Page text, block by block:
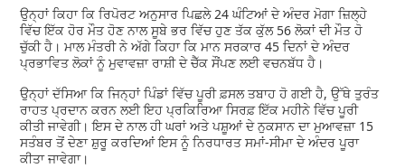
ਉਨ੍ਹਾਂ ਕਿਹਾ ਕਿ ਰਿਪੋਰਟ ਅਨੁਸਾਰ ਪਿਛਲੇ 24 ਘੰਟਿਆਂ ਦੇ ਅੰਦਰ ਮੋਗਾ ਜ਼ਿਲ੍ਹੇ
ਵਿੱਚ ਇੱਕ ਹੋਰ ਮੌਤ ਹੋਣ ਨਾਲ ਸੂਬੇ ਭਰ ਵਿੱਚ ਹੁਣ ਤੱਕ ਕੁੱਲ 56 ਲੋਕਾਂ ਦੀ ਮੌਤ ਹੋ
ਚੁੱਕੀ ਹੈ। ਮਾਲ ਮੰਤਰੀ ਨੇ ਅੱਗੇ ਕਿਹਾ ਕਿ ਮਾਨ ਸਰਕਾਰ 45 ਦਿਨਾਂ ਦੇ ਅੰਦਰ
ਪ੍ਰਭਾਵਿਤ ਲੋਕਾਂ ਨੂੰ ਮੁਵਾਵਜ਼ਾ ਰਾਸ਼ੀ ਦੇ ਚੈੱਕ ਸੌਂਪਣ ਲਈ ਵਚਨਬੱਧ ਹੈ।
ਉਨ੍ਹਾਂ ਦੱਸਿਆ ਕਿ ਜਿਨ੍ਹਾਂ ਪਿੰਡਾਂ ਵਿੱਚ ਪੂਰੀ ਫ਼ਸਲ ਤਬਾਹ ਹੋ ਗਈ ਹੈ, ਉੱਥੇ ਤੁਰੰਤ
ਰਾਹਤ ਪ੍ਰਦਾਨ ਕਰਨ ਲਈ ਇਹ ਪ੍ਰਕਿਰਿਆ ਸਿਰਫ਼ ਇੱਕ ਮਹੀਨੇ ਵਿੱਚ ਪੂਰੀ
ਕੀਤੀ ਜਾਵੇਗੀ। ਇਸ ਦੇ ਨਾਲ ਹੀ ਘਰਾਂ ਅਤੇ ਪਸ਼ੂਆਂ ਦੇ ਨੁਕਸਾਨ ਦਾ ਮੁਆਵਜ਼ਾ 15
ਸਤੰਬਰ ਤੋਂ ਦੇਣਾ ਸ਼ੁਰੂ ਕਰਦਿਆਂ ਇਸ ਨੂੰ ਨਿਰਧਾਰਤ ਸਮਾਂ-ਸੀਮਾ ਦੇ ਅੰਦਰ ਪੂਰਾ
ਕੀਤਾ ਜਾਵੇਗਾ।